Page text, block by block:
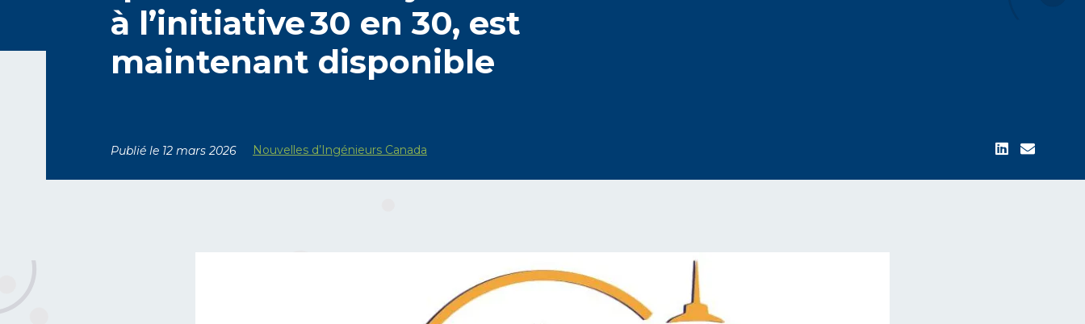
à l’initiative 30 en 30, est
maintenant disponible
Publié le 12 mars 2026 Nouvelles d’Ingénieurs Canada